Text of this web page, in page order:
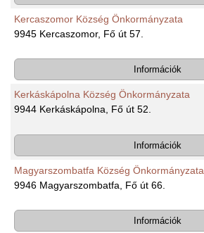
Kercaszomor Község Önkormányzata
9945 Kercaszomor, Fő út 57.
Információk
Kerkáskápolna Község Önkormányzata
9944 Kerkáskápolna, Fő út 52.
Információk
Magyarszombatfa Község Önkormányzata
9946 Magyarszombatfa, Fő út 66.
Információk